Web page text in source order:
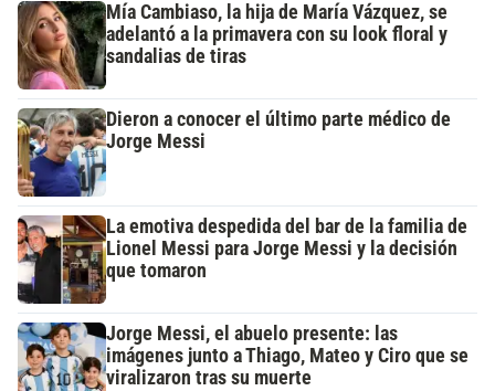
Mía Cambiaso, la hija de María Vázquez, se
adelantó a la primavera con su look floral y
sandalias de tiras
Dieron a conocer el último parte médico de
Jorge Messi
La emotiva despedida del bar de la familia de
Lionel Messi para Jorge Messi y la decisión
que tomaron
Jorge Messi, el abuelo presente: las
imágenes junto a Thiago, Mateo y Ciro que se
viralizaron tras su muerte